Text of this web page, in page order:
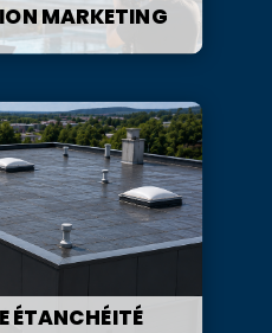
MARKETING
ÉTANCHÉITÉ